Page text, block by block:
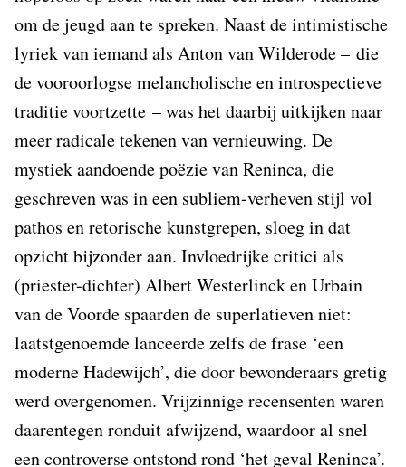
om de jeugd aan te spreken. Naast de intimistische
lyriek van iemand als Anton van Wilderode – die
de vooroorlogse melancholische en introspectieve
traditie voortzette – was het daarbij uitkijken naar
meer radicale tekenen van vernieuwing. De
mystiek aandoende poëzie van Reninca, die
geschreven was in een subliem-verheven stijl vol
pathos en retorische kunstgrepen, sloeg in dat
opzicht bijzonder aan. Invloedrijke critici als
(priester-dichter) Albert Westerlinck en Urbain
van de Voorde spaarden de superlatieven niet:
laatstgenoemde lanceerde zelfs de frase ‘een
moderne Hadewijch’, die door bewonderaars gretig
werd overgenomen. Vrijzinnige recensenten waren
daarentegen ronduit afwijzend, waardoor al snel
een controverse ontstond rond ‘het geval Reninca’.